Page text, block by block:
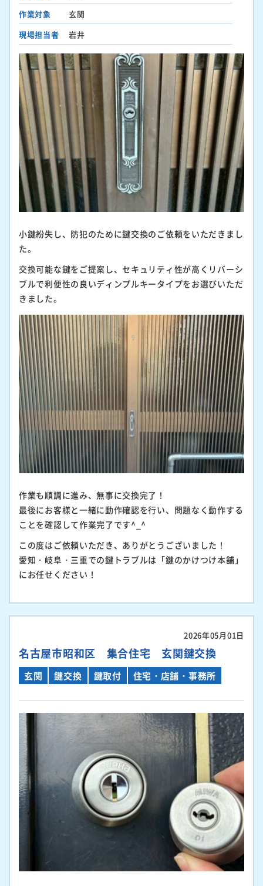
作業対象
玄関
現場担当者
岩井
小鍵紛失し、防犯のために鍵交換のご依頼をいただきまし
た。
交換可能な鍵をご提案し、セキュリティ性が高くリバーシ
ブルで利便性の良いディンプルキータイプをお選びいただ
きました。
作業も順調に進み、無事に交換完了！
最後にお客様と一緒に動作確認を行い、問題なく動作する
ことを確認して作業完了です^_^
この度はご依頼いただき、ありがとうございました！
愛知・岐阜・三重での鍵トラブルは「鍵のかけつけ本舗」
にお任せください！
2026年05月01日
名古屋市昭和区 集合住宅 玄関鍵交換
玄関 鍵交換 鍵取付 住宅・店舗・事務所